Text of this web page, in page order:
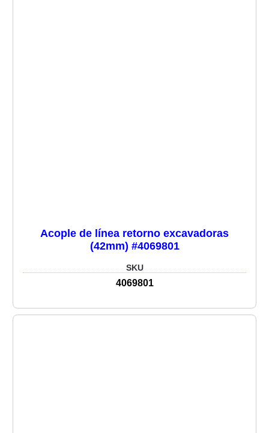
Acople de línea retorno excavadoras
(42mm) #4069801
SKU
4069801